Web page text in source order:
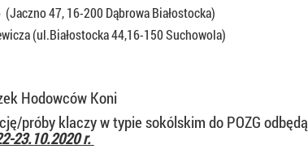
47, 16-200 Dąbrowa Białostocka)
(ul.Białostocka 44,16-150 Suchowola)
Hodowców Koni
próby klaczy w typie sokólskim do POZG odbędą
23.10.2020 r.